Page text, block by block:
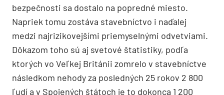
bezpečnosti sa dostalo na popredné miesto.
Napriek tomu zostáva stavebníctvo i naďalej
medzi najrizikovejšími priemyselnými odvetviami.
Dôkazom toho sú aj svetové štatistiky, podľa
ktorých vo Veľkej Británii zomrelo v stavebníctve
následkom nehody za posledných 25 rokov 2 800
ľudí a v Spojených štátoch je to dokonca 1 200